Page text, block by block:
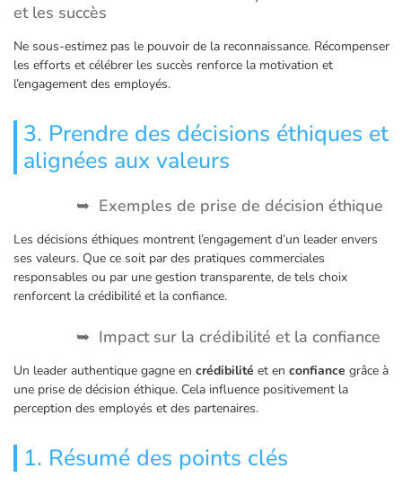
et les succès
Ne sous-estimez pas le pouvoir de la reconnaissance. Récompenser
les efforts et célébrer les succès renforce la motivation et
l’engagement des employés.
3. Prendre des décisions éthiques et
alignées aux valeurs
Exemples de prise de décision éthique
Les décisions éthiques montrent l’engagement d’un leader envers
ses valeurs. Que ce soit par des pratiques commerciales
responsables ou par une gestion transparente, de tels choix
renforcent la crédibilité et la confiance.
Impact sur la crédibilité et la confiance
Un leader authentique gagne en crédibilité et en confiance grâce à
une prise de décision éthique. Cela influence positivement la
perception des employés et des partenaires.
1. Résumé des points clés